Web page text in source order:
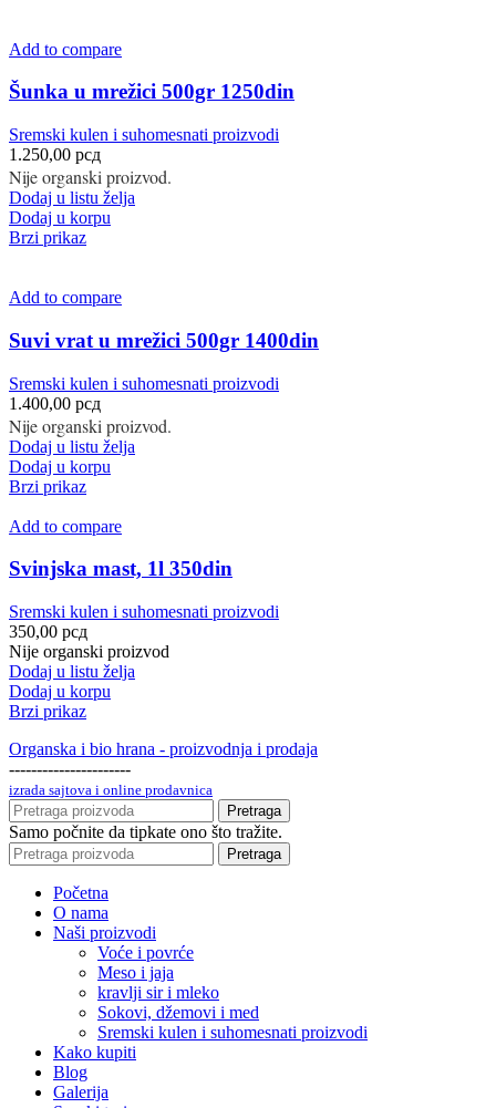
Add to compare
Šunka u mrežici 500gr 1250din
Sremski kulen i suhomesnati proizvodi
1.250,00 рсд
Nije organski proizvod.
Dodaj u listu želja
Dodaj u korpu
Brzi prikaz
Add to compare
Suvi vrat u mrežici 500gr 1400din
Sremski kulen i suhomesnati proizvodi
1.400,00 рсд
Nije organski proizvod.
Dodaj u listu želja
Dodaj u korpu
Brzi prikaz
Add to compare
Svinjska mast, 1l 350din
Sremski kulen i suhomesnati proizvodi
350,00 рсд
Nije organski proizvod
Dodaj u listu želja
Dodaj u korpu
Brzi prikaz
Organska i bio hrana - proizvodnja i prodaja
----------------------
izrada sajtova i online prodavnica
Pretraga
Samo počnite da tipkate ono što tražite.
Pretraga
Početna
O nama
Naši proizvodi
Voće i povrće
Meso i jaja
kravlji sir i mleko
Sokovi, džemovi i med
Sremski kulen i suhomesnati proizvodi
Kako kupiti
Blog
Galerija